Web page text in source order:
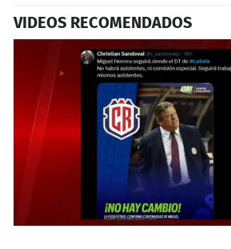
VIDEOS RECOMENDADOS